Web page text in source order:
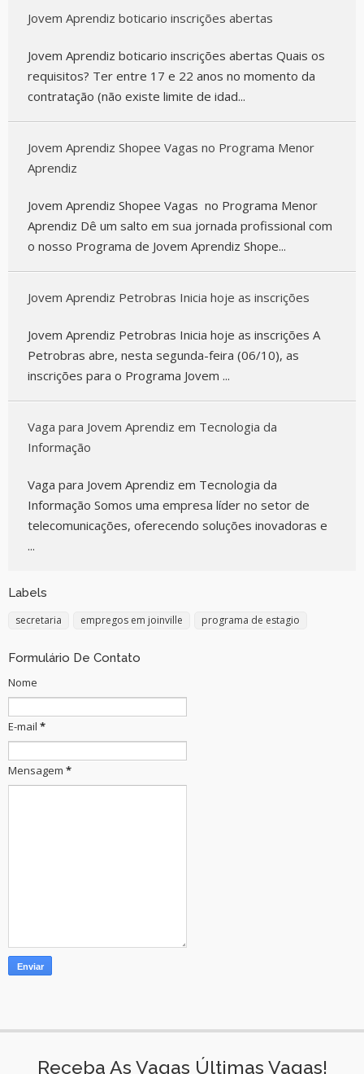
Jovem Aprendiz boticario inscrições abertas
Jovem Aprendiz boticario inscrições abertas Quais os
requisitos? Ter entre 17 e 22 anos no momento da
contratação (não existe limite de idad...
Jovem Aprendiz Shopee Vagas no Programa Menor
Aprendiz
Jovem Aprendiz Shopee Vagas no Programa Menor
Aprendiz Dê um salto em sua jornada profissional com
o nosso Programa de Jovem Aprendiz Shope...
Jovem Aprendiz Petrobras Inicia hoje as inscrições
Jovem Aprendiz Petrobras Inicia hoje as inscrições A
Petrobras abre, nesta segunda-feira (06/10), as
inscrições para o Programa Jovem ...
Vaga para Jovem Aprendiz em Tecnologia da
Informação
Vaga para Jovem Aprendiz em Tecnologia da
Informação Somos uma empresa líder no setor de
telecomunicações, oferecendo soluções inovadoras e
...
Labels
secretaria empregos em joinville programa de estagio
Formulário De Contato
Nome
E-mail *
Mensagem *
Receba As Vagas Últimas Vagas!